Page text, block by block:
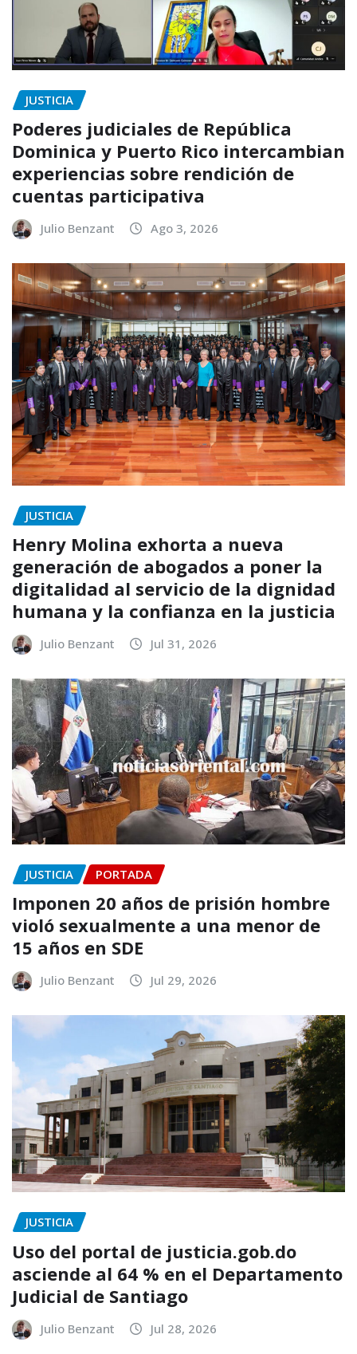
JUSTICIA
Poderes judiciales de República
Dominica y Puerto Rico intercambian
experiencias sobre rendición de
cuentas participativa
Julio Benzant Ago 3, 2026
JUSTICIA
Henry Molina exhorta a nueva
generación de abogados a poner la
digitalidad al servicio de la dignidad
humana y la confianza en la justicia
Julio Benzant Jul 31, 2026
JUSTICIA PORTADA
Imponen 20 años de prisión hombre
violó sexualmente a una menor de
15 años en SDE
Julio Benzant Jul 29, 2026
JUSTICIA
Uso del portal de justicia.gob.do
asciende al 64 % en el Departamento
Judicial de Santiago
Julio Benzant Jul 28, 2026